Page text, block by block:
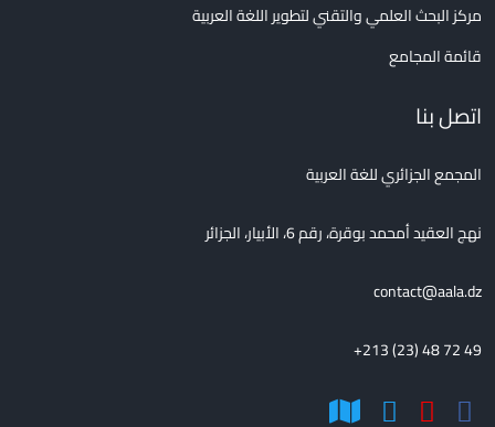
مركز البحث العلمي والتقني لتطوير اللغة العربية
قائمة المجامع
اتصل بنا
المجمع الجزائري للغة العربية
نهج العقيد أمحمد بوقرة، رقم 6، الأبيار، الجزائر
contact@aala.dz
+213 (23) 48 72 49